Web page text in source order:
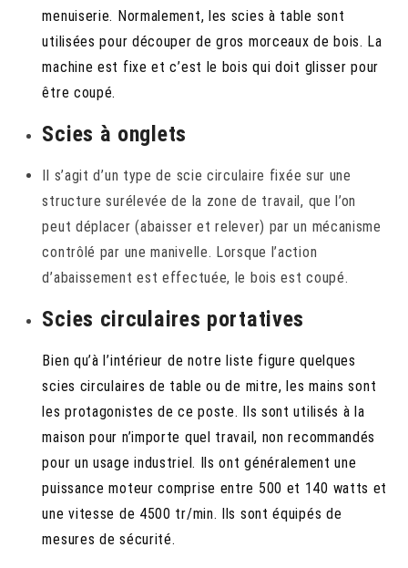
menuiserie. Normalement, les scies à table sont
utilisées pour découper de gros morceaux de bois. La
machine est fixe et c’est le bois qui doit glisser pour
être coupé.
Scies à onglets
Il s’agit d’un type de scie circulaire fixée sur une
structure surélevée de la zone de travail, que l’on
peut déplacer (abaisser et relever) par un mécanisme
contrôlé par une manivelle. Lorsque l’action
d’abaissement est effectuée, le bois est coupé.
Scies circulaires portatives
Bien qu’à l’intérieur de notre liste figure quelques
scies circulaires de table ou de mitre, les mains sont
les protagonistes de ce poste. Ils sont utilisés à la
maison pour n’importe quel travail, non recommandés
pour un usage industriel. Ils ont généralement une
puissance moteur comprise entre 500 et 140 watts et
une vitesse de 4500 tr/min. Ils sont équipés de
mesures de sécurité.